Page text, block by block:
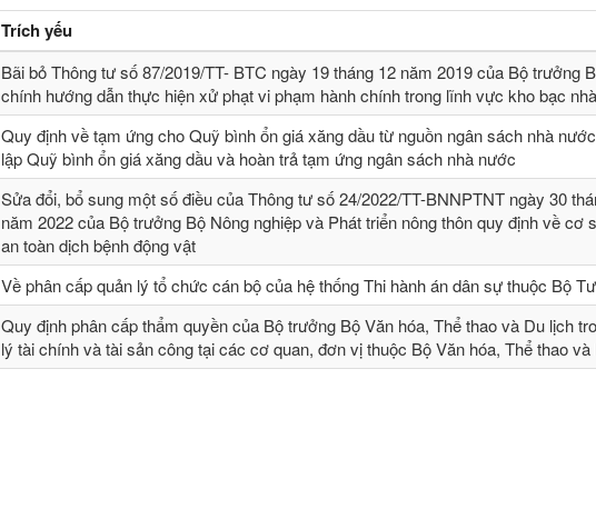
Trích yếu
Bãi bỏ Thông tư số 87/2019/TT- BТC ngày 19 tháng 12 năm 2019 của Bộ trưởng
chính hướng dẫn thực hiện xử phạt vi phạm hành chính trong lĩnh vực kho bạc
Quy định về tạm ứng cho Quỹ bình ổn giá xăng dầu từ nguồn ngân sách nhà
lập Quỹ bình ổn giá xăng dầu và hoàn trả tạm ứng ngân sách nhà nước
Sửa đổi, bổ sung một số điều của Thông tư số 24/2022/TT-BNNPTNT ngày 30
năm 2022 của Bộ trưởng Bộ Nông nghiệp và Phát triển nông thôn quy định về cơ
an toàn dịch bệnh động vật
Về phân cấp quản lý tổ chức cán bộ của hệ thống Thi hành án dân sự thuộc Bộ
Quy định phân cấp thẩm quyền của Bộ trưởng Bộ Văn hóa, Thể thao và Du lịch
lý tài chính và tài sản công tại các cơ quan, đơn vị thuộc Bộ Văn hóa, Thể thao và